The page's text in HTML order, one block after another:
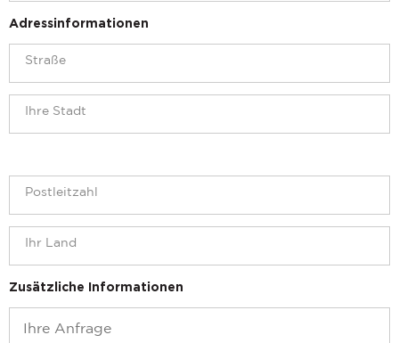
Adressinformationen
Zusätzliche Informationen